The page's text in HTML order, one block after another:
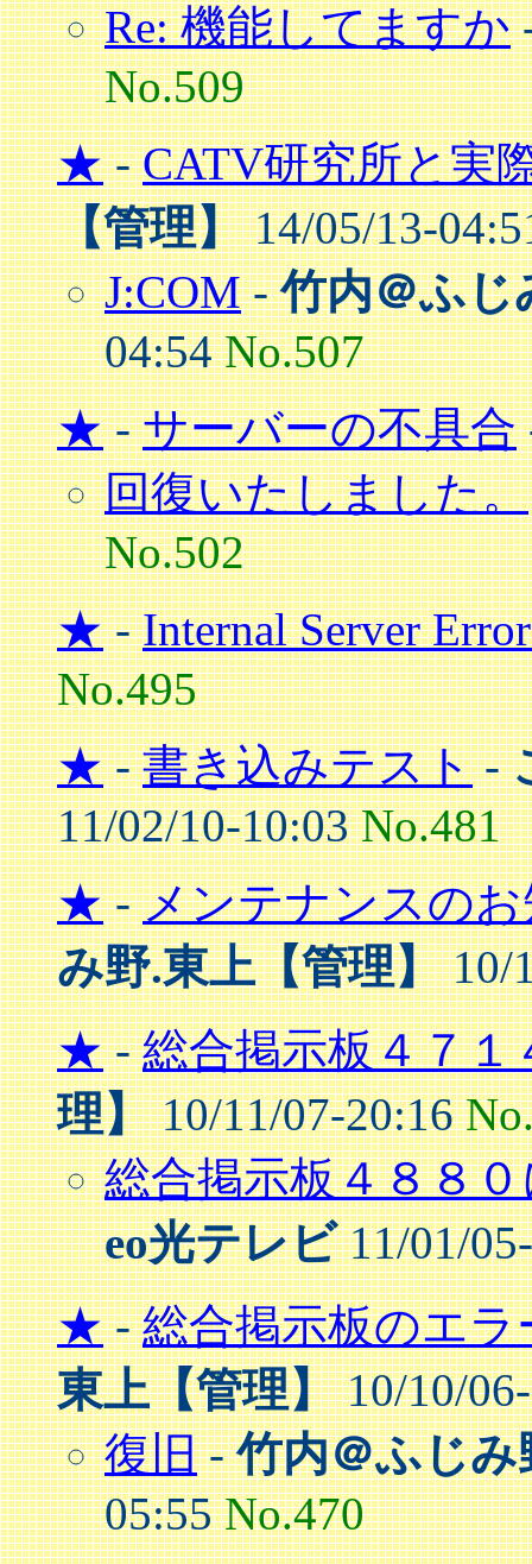
Re: 機能してますか
No.509
★-CATV研究所と実
【管理】14/05/13-
J:COM-竹内＠ふ
04:54No.507
★-サーバーの不具合
回復いたしました。
No.502
★-Internal Server
No.495
★-書き込みテスト-
11/02/10-10:03No.481
★-メンテナンスのお
み野.東上【管理】10/
★-総合掲示板４７１
理】10/11/07-20:16
総合掲示板４８８
eo光テレビ11/01/
★-総合掲示板のエ
東上【管理】10/10/
復旧-竹内＠ふじみ
05:55No.470